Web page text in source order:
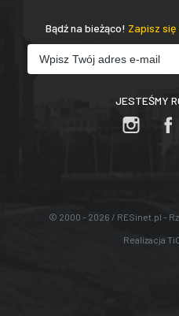
Bądź na bieżąco! Zapisz
JESTEŚMY
© 2000 - 2026 / RESinet.pl -
Realizacja